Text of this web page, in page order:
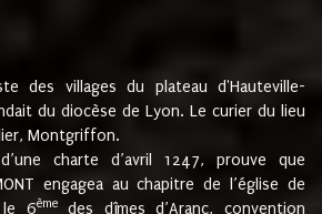
des villages du plateau d'Hauteville-
du diocèse de Lyon. Le curier du lieu
Montgriffon.
charte d’avril 1247, prouve que
engagea au chapitre de l’église de
le 6èmedes dîmes d’Aranc, convention